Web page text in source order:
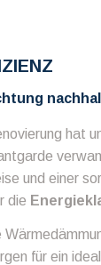
hat
und einer
die
für ein